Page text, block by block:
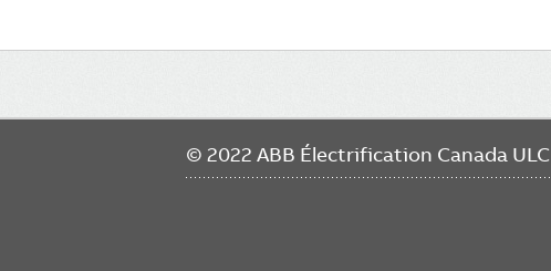
navigation
© 2022 ABB Électrification Canada ULC